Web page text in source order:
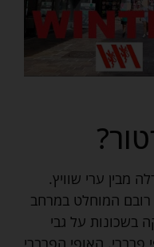
מבין ערי שוויץ.
המוחלט במרחב
על גבי
האופי הפרברי